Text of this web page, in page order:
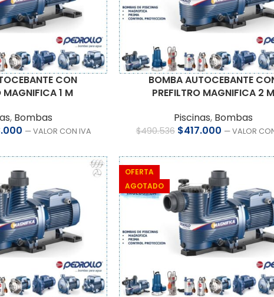
CON
MAGNIFICA 1 M
, Bombas
— VALOR CON IVA
BOMBA AUTOCEBANTE
PREFILTRO MAGNIFICA 2 M
Piscinas, Bombas
$490.536 $417.000 — VALOR
OFERTA
AGOTADO